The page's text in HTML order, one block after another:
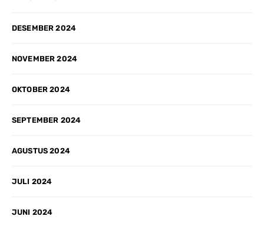
DESEMBER 2024
NOVEMBER 2024
OKTOBER 2024
SEPTEMBER 2024
AGUSTUS 2024
JULI 2024
JUNI 2024